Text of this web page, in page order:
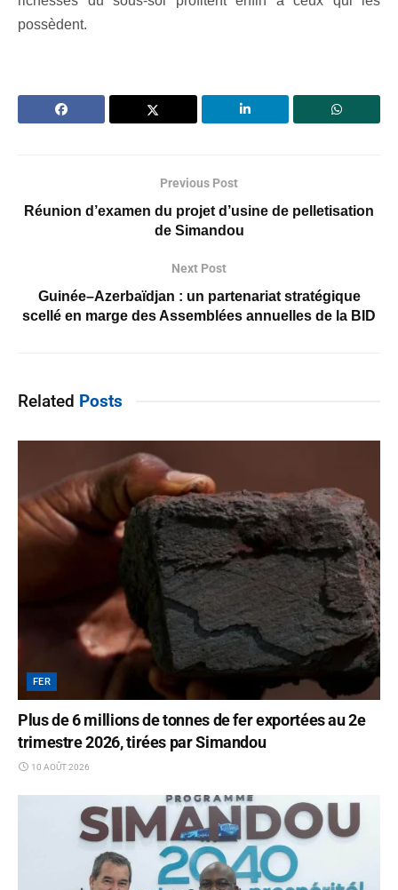
possèdent.
Previous Post
Réunion d’examen du projet d’usine de pelletisation
de Simandou
Next Post
Guinée–Azerbaïdjan : un partenariat stratégique
scellé en marge des Assemblées annuelles de la BID
Related Posts
FER
Plus de 6 millions de tonnes de fer exportées au 2e
trimestre 2026, tirées par Simandou
10 AOÛT 2026